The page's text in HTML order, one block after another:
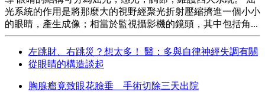
光系統的作用是將那麼大的視野經聚光折射壓縮擠進一個小小
的眼睛，產生成像；相當於監視攝影機的鏡頭，其中包括角...
左跳財、右跳災？想太多！ 醫：多與自律神經失調有關
從眼睛的構造談起
胸腺瘤竟致眼花臉垂 手術切除三天出院